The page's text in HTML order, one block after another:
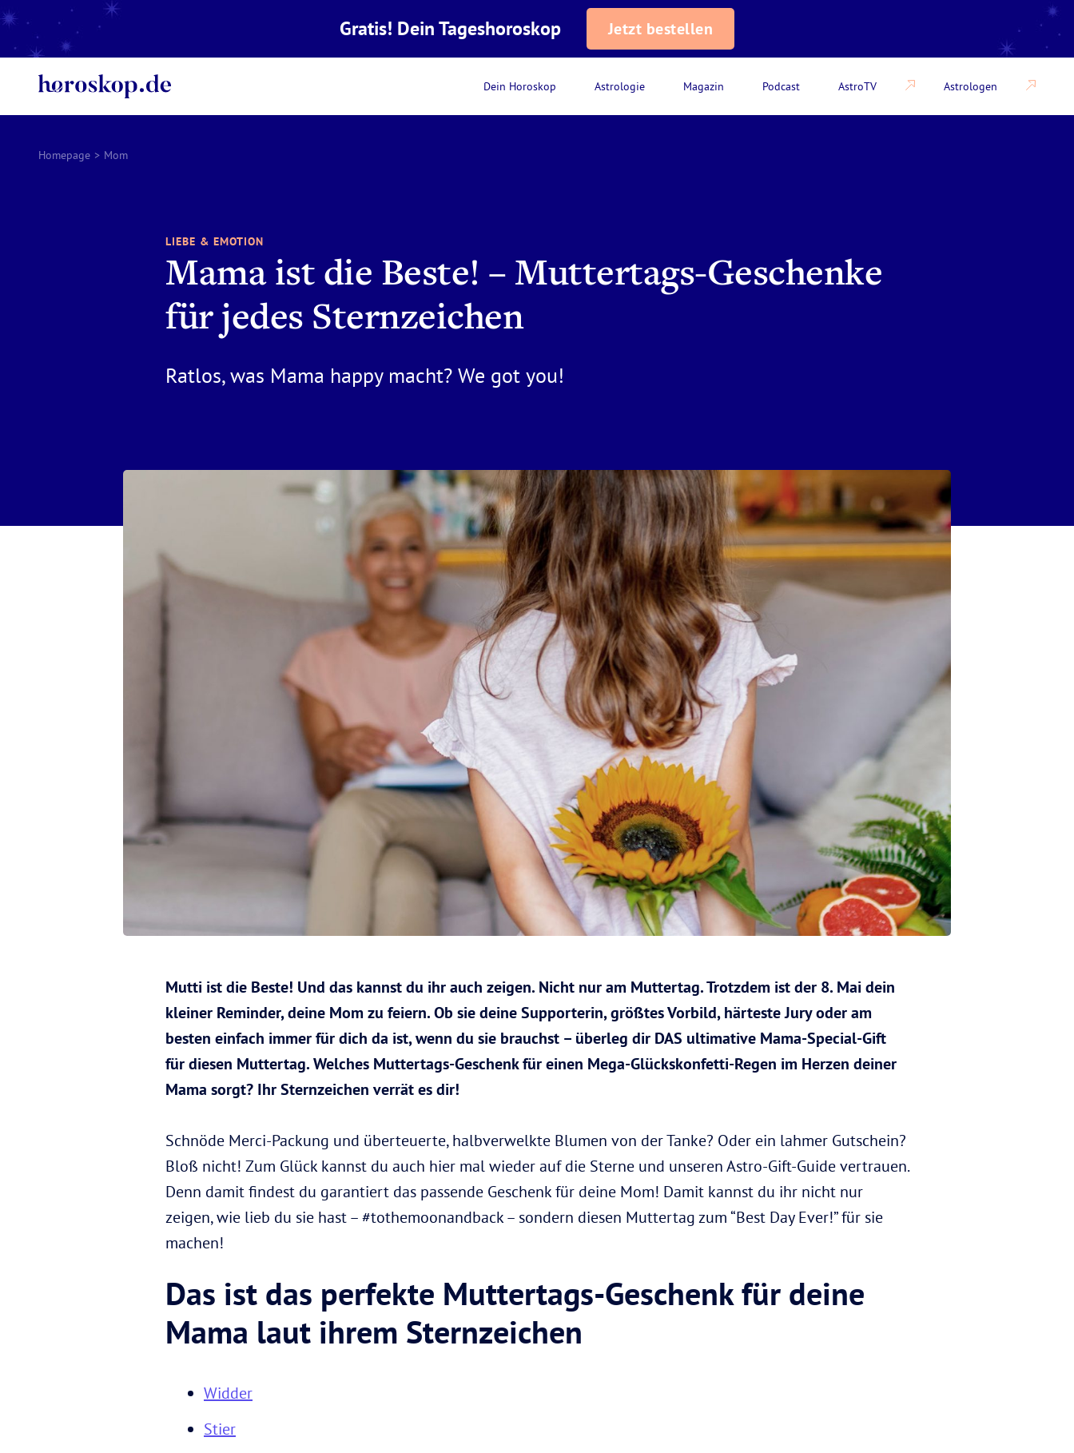
Dein Horoskop Astrologie Magazin Podcast AstroTV Astrologen
Gratis! Dein Tageshoroskop Jetzt bestellen
Homepage > Mom
LIEBE & EMOTION
Mama ist die Beste! – Muttertags-Geschenke
für jedes Sternzeichen
Ratlos, was Mama happy macht? We got you!
Mutti ist die Beste! Und das kannst du ihr auch zeigen. Nicht nur am Muttertag. Trotzdem ist der 8. Mai dein
kleiner Reminder, deine Mom zu feiern. Ob sie deine Supporterin, größtes Vorbild, härteste Jury oder am
besten einfach immer für dich da ist, wenn du sie brauchst – überleg dir DAS ultimative Mama-Special-Gift
für diesen Muttertag. Welches Muttertags-Geschenk für einen Mega-Glückskonfetti-Regen im Herzen deiner
Mama sorgt? Ihr Sternzeichen verrät es dir!
Schnöde Merci-Packung und überteuerte, halbverwelkte Blumen von der Tanke? Oder ein lahmer Gutschein?
Bloß nicht! Zum Glück kannst du auch hier mal wieder auf die Sterne und unseren Astro-Gift-Guide vertrauen.
Denn damit findest du garantiert das passende Geschenk für deine Mom! Damit kannst du ihr nicht nur
zeigen, wie lieb du sie hast – #tothemoonandback – sondern diesen Muttertag zum “Best Day Ever!” für sie
machen!
Das ist das perfekte Muttertags-Geschenk für deine
Mama laut ihrem Sternzeichen
Widder
Stier